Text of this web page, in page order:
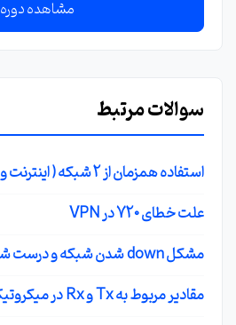
مشاهده دوره
سوالات مرتبط
استفاده همزمان از 2 شبکه ( اینترنت و اینترانت)
علت خطای 720 در VPN
مشکل down شدن شبکه و درست شدن با ریست سویچ ها
مقادیر مربوط به Tx و Rx در میکروتیک چیست؟